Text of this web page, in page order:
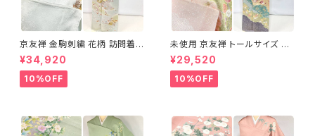
京友禅 金駒刺繍 花柄 訪問着
正絹 水色 黄緑 パステルカラー
アイスグリーン 1433
¥34,920
10%OFF
未使用 京友禅 トールサイズ 染
め分け 金彩 訪問着 袷 正絹 ピ
ンク 黄緑 紫 黄色 1438
¥29,520
10%OFF